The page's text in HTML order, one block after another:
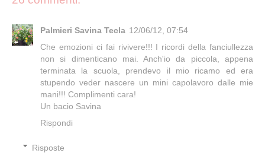
Palmieri Savina Tecla 12/06/12, 07:54
Che emozioni ci fai rivivere!!! I ricordi della fanciullezza
non si dimenticano mai. Anch'io da piccola, appena
terminata la scuola, prendevo il mio ricamo ed era
stupendo veder nascere un mini capolavoro dalle mie
mani!!! Complimenti cara!
Un bacio Savina
Rispondi
Risposte